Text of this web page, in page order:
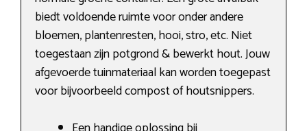
biedt voldoende ruimte voor onder andere
bloemen, plantenresten, hooi, stro, etc. Niet
toegestaan zijn potgrond & bewerkt hout. Jouw
afgevoerde tuinmateriaal kan worden toegepast
voor bijvoorbeeld compost of houtsnippers.